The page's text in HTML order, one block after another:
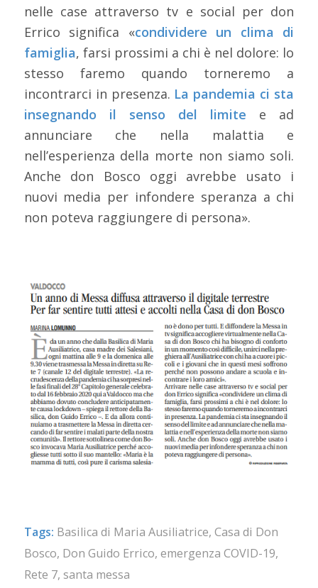
nelle case attraverso tv e social per don
Errico significa «condividere un clima di
famiglia, farsi prossimi a chi è nel dolore: lo
stesso faremo quando torneremo a
incontrarci in presenza. La pandemia ci sta
insegnando il senso del limite e ad
annunciare che nella malattia e
nell’esperienza della morte non siamo soli.
Anche don Bosco oggi avrebbe usato i
nuovi media per infondere speranza a chi
non poteva raggiungere di persona».
Tags: Basilica di Maria Ausiliatrice, Casa di Don
Bosco, Don Guido Errico, emergenza COVID-19,
Rete 7, santa messa